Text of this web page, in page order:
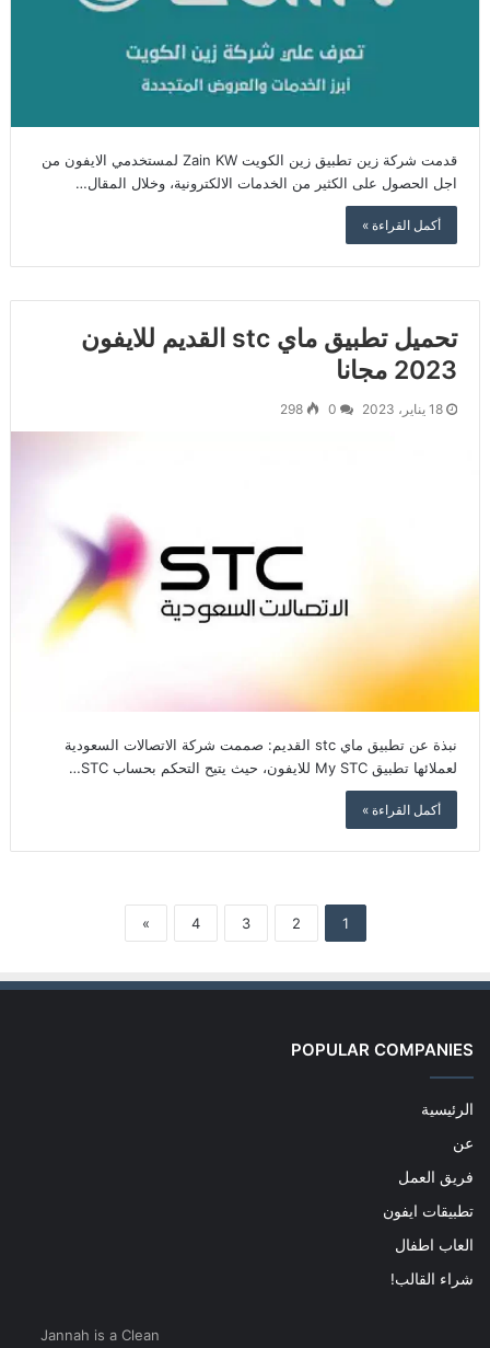
قدمت شركة زين تطبيق زين الكويت Zain KW لمستخدمي الايفون من
اجل الحصول على الكثير من الخدمات الالكترونية، وخلال المقال…
أكمل القراءة »
تحميل تطبيق ماي stc القديم للايفون
2023 مجانا
18 يناير، 2023 0
298
نبذة عن تطبيق ماي stc القديم: صممت شركة الاتصالات السعودية
لعملائها تطبيق My STC للايفون، حيث يتيح التحكم بحساب STC…
أكمل القراءة »
1
2
3
4
»
POPULAR COMPANIES
الرئيسية
عن
فريق العمل
تطبيقات ايفون
العاب اطفال
شراء القالب!
Jannah is a Clean